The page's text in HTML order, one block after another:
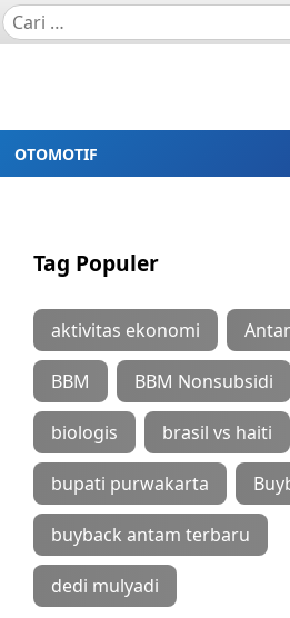
OTOMOTIF
Tag Populer
aktivitas ekonomi
BBM BBM Nonsubsidi
biologis brasil vs haiti
bupati purwakarta
buyback antam terbaru
dedi mulyadi